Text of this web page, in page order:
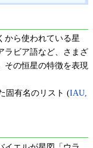
から使われている星
ラビア語など、さまざ
その恒星の特徴を表現
固有名のリスト (IAU,